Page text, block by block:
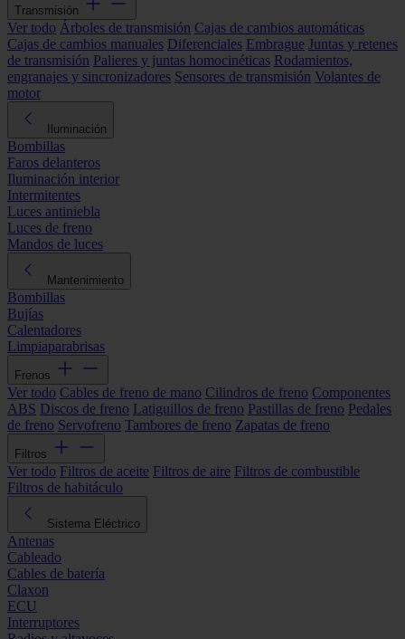
Transmisión
Ver todo Árboles de transmisión Cajas de cambios automáticas
Cajas de cambios manuales Diferenciales Embrague Juntas y retenes
de transmisión Palieres y juntas homocinéticas Rodamientos,
engranajes y sincronizadores Sensores de transmisión Volantes de
motor
Iluminación
Bombillas
Faros delanteros
Iluminación interior
Intermitentes
Luces antiniebla
Luces de freno
Mandos de luces
Mantenimiento
Bombillas
Bujías
Calentadores
Limpiaparabrisas
Frenos
Ver todo Cables de freno de mano Cilindros de freno Componentes
ABS Discos de freno Latiguillos de freno Pastillas de freno Pedales
de freno Servofreno Tambores de freno Zapatas de freno
Filtros
Ver todo Filtros de aceite Filtros de aire Filtros de combustible
Filtros de habitáculo
Sistema Eléctrico
Antenas
Cableado
Cables de batería
Claxon
ECU
Interruptores